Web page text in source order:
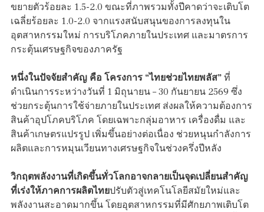
ขยายตัวร้อยละ 1.5-2.0 ขณะที่ภาพรวมทั้งปีคาดว่าจะเติบโต
เฉลี่ยร้อยละ 1.0-2.0 จากแรงสนับสนุนของการลงทุนใน
อุตสาหกรรมใหม่ การบริโภคภายในประเทศ และมาตรการ
กระตุ้นเศรษฐกิจของภาครัฐ
หนึ่งในปัจจัยสำคัญ คือ โครงการ “ไทยช่วยไทยพลัส” ที่
ดำเนินการระหว่างวันที่ 1 มิถุนายน – 30 กันยายน 2569 ซึ่ง
ช่วยกระตุ้นการใช้จ่ายภายในประเทศ ส่งผลให้ความต้องการ
สินค้าอุปโภคบริโภค โดยเฉพาะกลุ่มอาหาร เครื่องดื่ม และ
สินค้าเกษตรแปรรูป เพิ่มขึ้นอย่างต่อเนื่อง ช่วยหนุนกำลังการ
ผลิตและการหมุนเวียนทางเศรษฐกิจในช่วงครึ่งปีหลัง
วิกฤตพลังงานที่เกิดขึ้นทั่วโลกอาจกลายเป็นจุดเปลี่ยนสำคัญ
ที่เร่งให้ภาคการผลิตไทยปรับตัวสู่เทคโนโลยีสมัยใหม่และ
พลังงานสะอาดมากขึ้น โดยอุตสาหกรรมที่มีศักยภาพเติบโต